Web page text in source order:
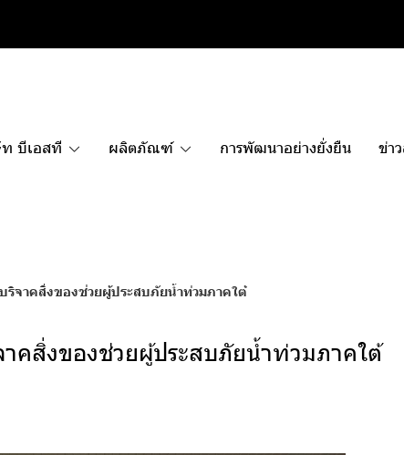
บีเอสที ผลิตภัณฑ์ การพัฒนาอย่างยั่งยืน ข่า
ริจาคสิ่งของช่วยผู้ประสบภัยน้ำท่วมภาคใต้
าคสิ่งของช่วยผู้ประสบภัยน้ำท่วมภาคใต้